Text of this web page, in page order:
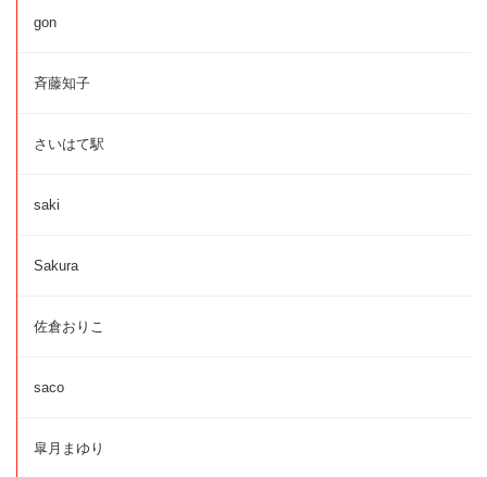
gon
斉藤知子
さいはて駅
saki
Sakura
佐倉おりこ
saco
皐月まゆり